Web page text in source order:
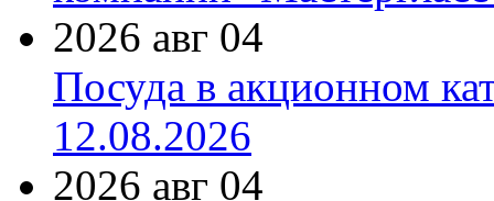
2026 авг 04
Посуда в акционном
12.08.2026
2026 авг 04